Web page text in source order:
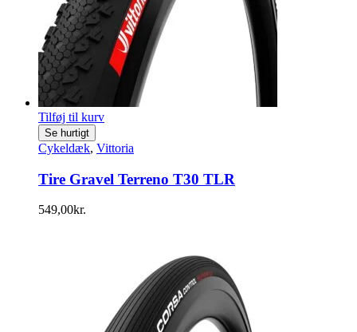
Tilføj til kurv
Se hurtigt
Cykeldæk, Vittoria
Tire Gravel Terreno T30 TLR
549,00kr.